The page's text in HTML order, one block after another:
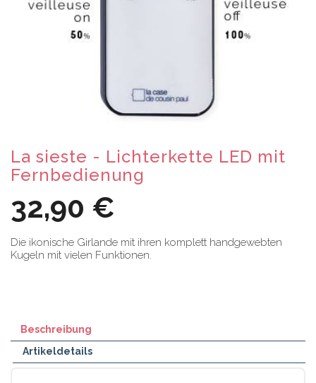
La sieste - Lichterkette LED mit
Fernbedienung
32,90 €
Die ikonische Girlande mit ihren komplett handgewebten
Kugeln mit vielen Funktionen.
Beschreibung
Artikeldetails